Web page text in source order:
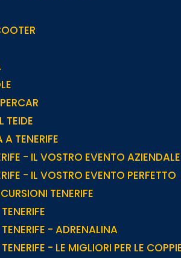
TEIDE
TENERIFE
- IL VOSTRO EVENTO
- IL VOSTRO EVENTO PERFETTO
TENERIFE
- ADRENALINA
- LE MIGLIORI PER LE